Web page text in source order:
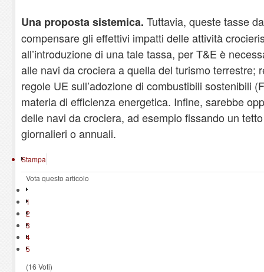
Una proposta sistemica. Tuttavia, queste tasse
compensare gli effettivi impatti delle attività
all’introduzione di una tale tassa, per T&E è
alle navi da crociera a quella del turismo terrestre;
regole UE sull’adozione di combustibili sostenibili
materia di efficienza energetica. Infine, sarebbe
delle navi da crociera, ad esempio fissando un
giornalieri o annuali.
Stampa
Vota questo articolo
1
2
3
4
5
(16 Voti)